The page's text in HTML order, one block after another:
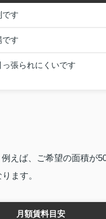
です
です
張られにくいです
えば、ご希望の面積が
ます。
月額賃料目安